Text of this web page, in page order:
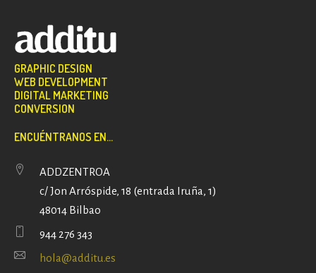
GRAPHIC DESIGN
WEB DEVELOPMENT
DIGITAL MARKETING
CONVERSION
ENCUÉNTRANOS EN...
ADDZENTROA
c/ Jon Arróspide, 18 (entrada Iruña, 1)
48014 Bilbao
944 276 343
hola@additu.es